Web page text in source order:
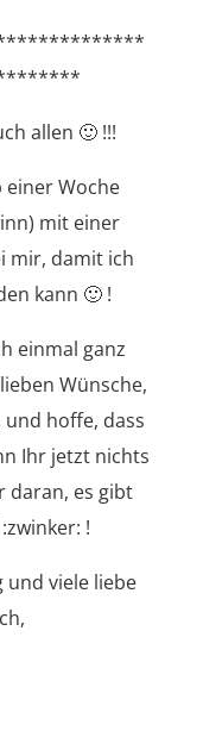
allen 🙂 !!!
Woche
mit einer
mir, damit ich
kann 🙂 !
einmal ganz
Wünsche,
und hoffe, dass
Ihr jetzt nichts
daran, es gibt
!
und viele liebe